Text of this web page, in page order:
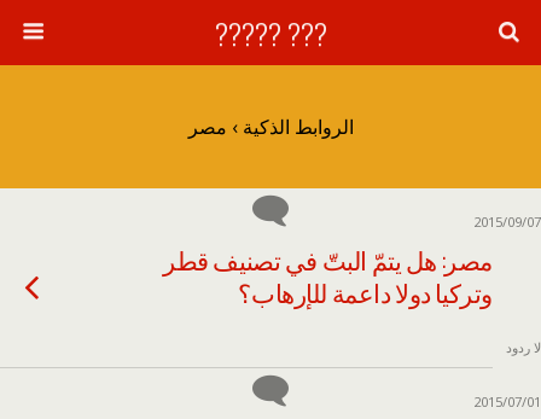
??? ?????
الروابط الذكية › مصر
2015/09/07
مصر: هل يتمّ البتّ في تصنيف قطر
وتركيا دولا داعمة للإرهاب؟
لا ردود
2015/07/01